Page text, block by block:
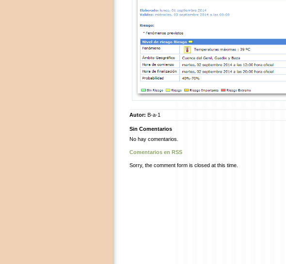
Autor: B-a-1
Sin Comentarios
No hay comentarios.
Comentarios en RSS
Sorry, the comment form is closed at this time.